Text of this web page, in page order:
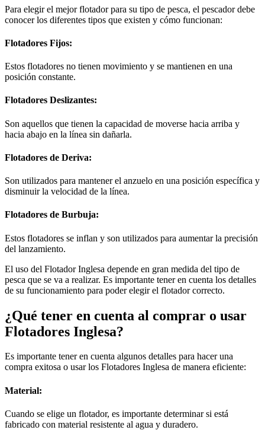
Para elegir el mejor flotador para su tipo de pesca, el pescador debe
conocer los diferentes tipos que existen y cómo funcionan:
Flotadores Fijos:
Estos flotadores no tienen movimiento y se mantienen en una
posición constante.
Flotadores Deslizantes:
Son aquellos que tienen la capacidad de moverse hacia arriba y
hacia abajo en la línea sin dañarla.
Flotadores de Deriva:
Son utilizados para mantener el anzuelo en una posición específica y
disminuir la velocidad de la línea.
Flotadores de Burbuja:
Estos flotadores se inflan y son utilizados para aumentar la precisión
del lanzamiento.
El uso del Flotador Inglesa depende en gran medida del tipo de
pesca que se va a realizar. Es importante tener en cuenta los detalles
de su funcionamiento para poder elegir el flotador correcto.
¿Qué tener en cuenta al comprar o usar
Flotadores Inglesa?
Es importante tener en cuenta algunos detalles para hacer una
compra exitosa o usar los Flotadores Inglesa de manera eficiente:
Material:
Cuando se elige un flotador, es importante determinar si está
fabricado con material resistente al agua y duradero.